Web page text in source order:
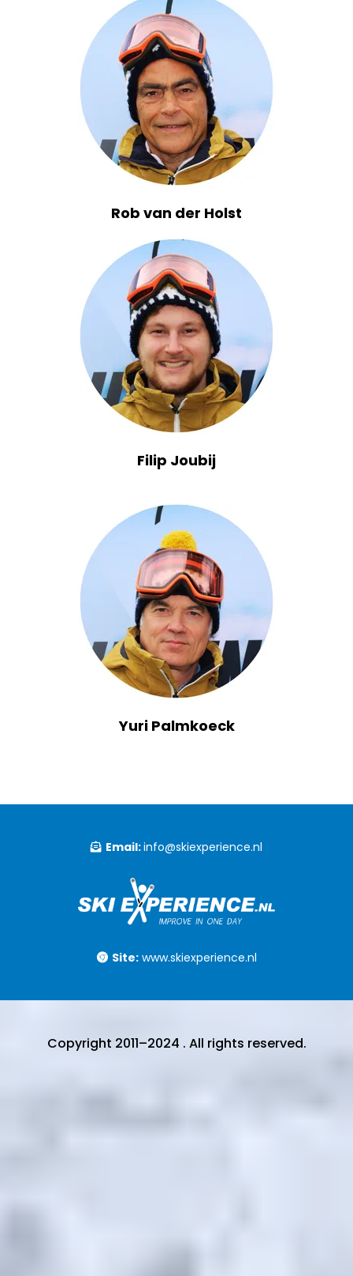
Rob van der Holst
Filip Joubij
Yuri Palmkoeck
Email:info@skiexperience.nl
Site:www.skiexperience.nl
Copyright 2011–2024 . All rights reserved.